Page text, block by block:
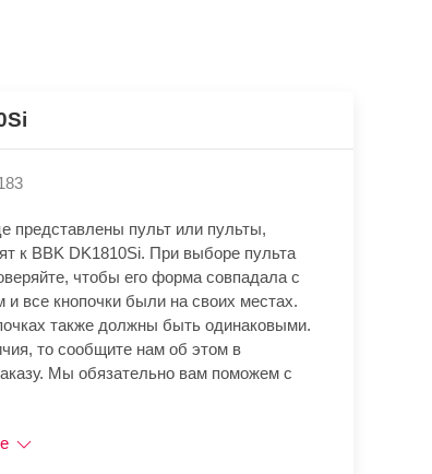
представлены пульт или пульты,
к BBK DK1810Si. При выборе пульта
чтобы его форма совпадала с
все кнопочки были на своих местах.
также должны быть одинаковыми.
то сообщите нам об этом в
Мы обязательно вам поможем с